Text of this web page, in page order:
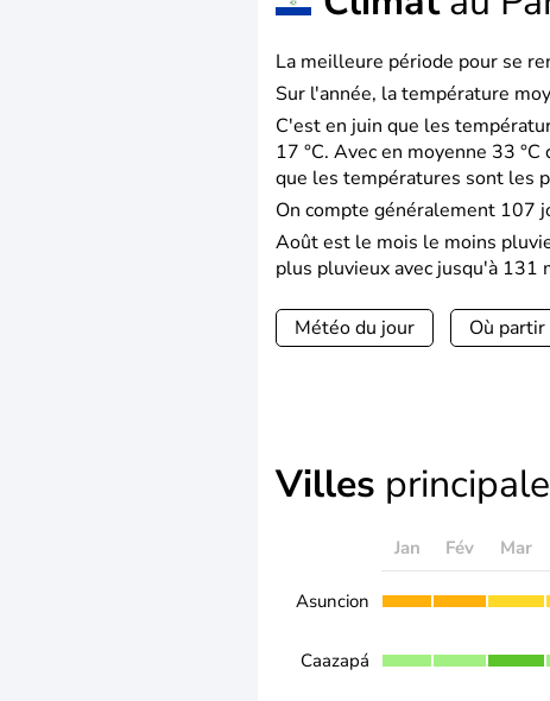
La meilleure période pour se
Sur l'année, la température
C'est en juin que les
17 °C. Avec en moyenne 33
que les températures sont les
On compte généralement 107
Août est le mois le moins
plus pluvieux avec jusqu'à
Météo du jour Où partir
Villes
Jan Fév Mar
Asuncion
Caazapá